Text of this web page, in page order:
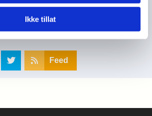
Ikke tillat
Feed